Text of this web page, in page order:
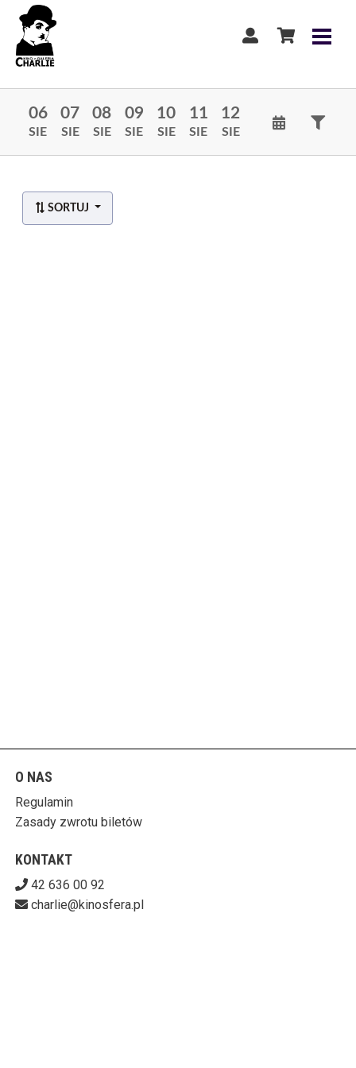
06
SIE
07
SIE
08
SIE
09
SIE
10
SIE
11
SIE
12
SIE
SORTUJ
O NAS
Regulamin
Zasady zwrotu biletów
KONTAKT
42 636 00 92
charlie@kinosfera.pl